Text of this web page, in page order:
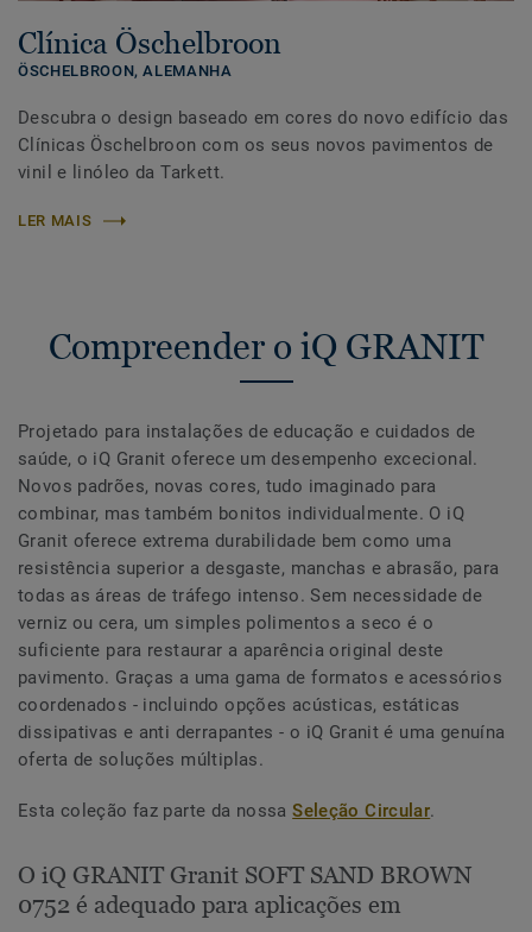
Clínica Öschelbroon
ÖSCHELBROON,ALEMANHA
Descubra o design baseado em cores do novo edifício das
Clínicas Öschelbroon com os seus novos pavimentos de
vinil e linóleo da Tarkett.
LER MAIS
Compreender o iQ GRANIT
Projetado para instalações de educação e cuidados de
saúde, o iQ Granit oferece um desempenho excecional.
Novos padrões, novas cores, tudo imaginado para
combinar, mas também bonitos individualmente. O iQ
Granit oferece extrema durabilidade bem como uma
resistência superior a desgaste, manchas e abrasão, para
todas as áreas de tráfego intenso. Sem necessidade de
verniz ou cera, um simples polimentos a seco é o
suficiente para restaurar a aparência original deste
pavimento. Graças a uma gama de formatos e acessórios
coordenados - incluindo opções acústicas, estáticas
dissipativas e anti derrapantes - o iQ Granit é uma genuína
oferta de soluções múltiplas.
Esta coleção faz parte da nossaSeleção Circular.
O iQ GRANIT Granit SOFT SAND BROWN
0752 é adequado para aplicações em